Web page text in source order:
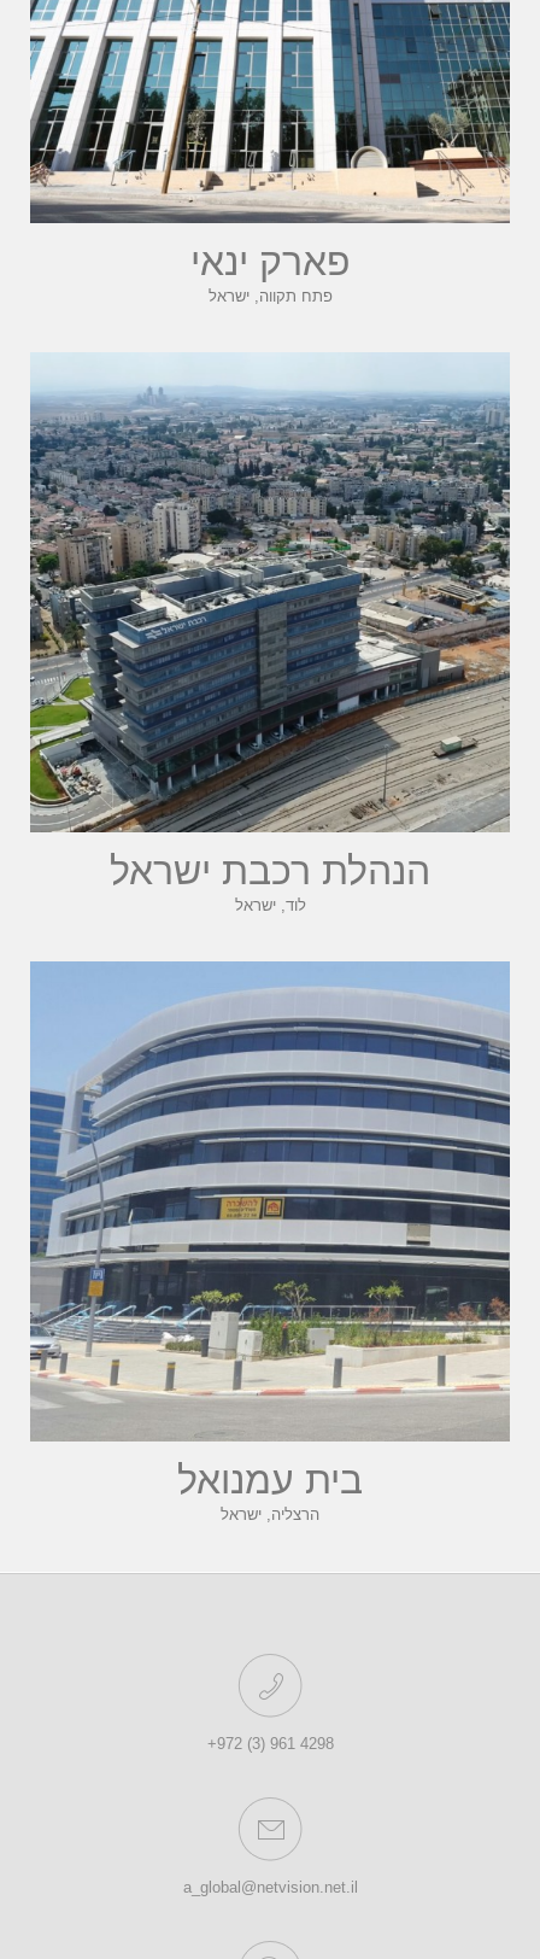
פארק ינאי
פתח תקווה, ישראל
הנהלת רכבת ישראל
לוד, ישראל
בית עמנואל
הרצליה, ישראל
4298 961 (3) 972+
a_global@netvision.net.il